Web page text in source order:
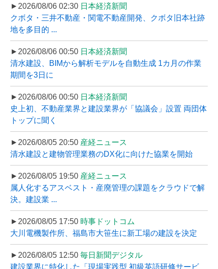
►2026/08/06 02:30 日本経済新聞
クボタ・三井不動産・関電不動産開発、クボタ旧本社跡
地を多目的 ...
►2026/08/06 00:50 日本経済新聞
清水建設、BIMから解析モデルを自動生成 1カ月の作業
期間を3日に
►2026/08/06 00:50 日本経済新聞
史上初、不動産業界と建設業界が「協議会」設置 両団体
トップに聞く
►2026/08/05 20:50 産経ニュース
清水建設と建物管理業務のDX化に向けた協業を開始
►2026/08/05 19:50 産経ニュース
属人化するアスベスト・産廃管理の課題をクラウドで解
決。建設業 ...
►2026/08/05 17:50 時事ドットコム
大川電機製作所、福島市大笹生に新工場の建設を決定
►2026/08/05 12:50 毎日新聞デジタル
建設業界に特化した「現場実践型 初級英語研修サービ